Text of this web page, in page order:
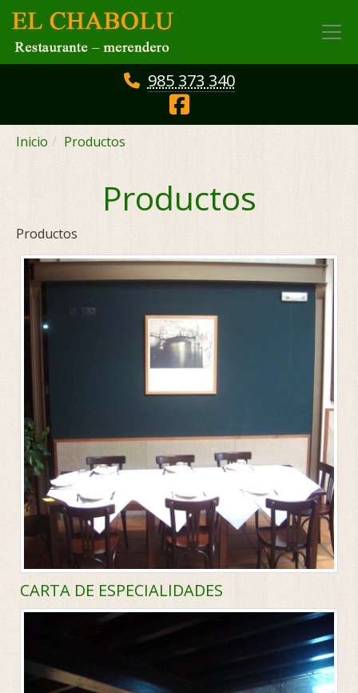
985 373 340
Inicio Productos
Productos
Productos
CARTA DE ESPECIALIDADES